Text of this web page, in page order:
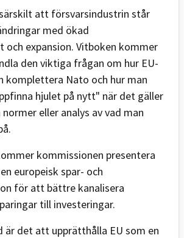
att försvarsindustrin står
med ökad
expansion. Vitboken kommer
den viktiga frågan om hur EU-
komplettera Nato och hur man
hjulet på nytt" när det gäller
eller analys av vad man
kommissionen presentera
europeisk spar- och
för att bättre kanalisera
till investeringar.
är det att upprätthålla EU som en